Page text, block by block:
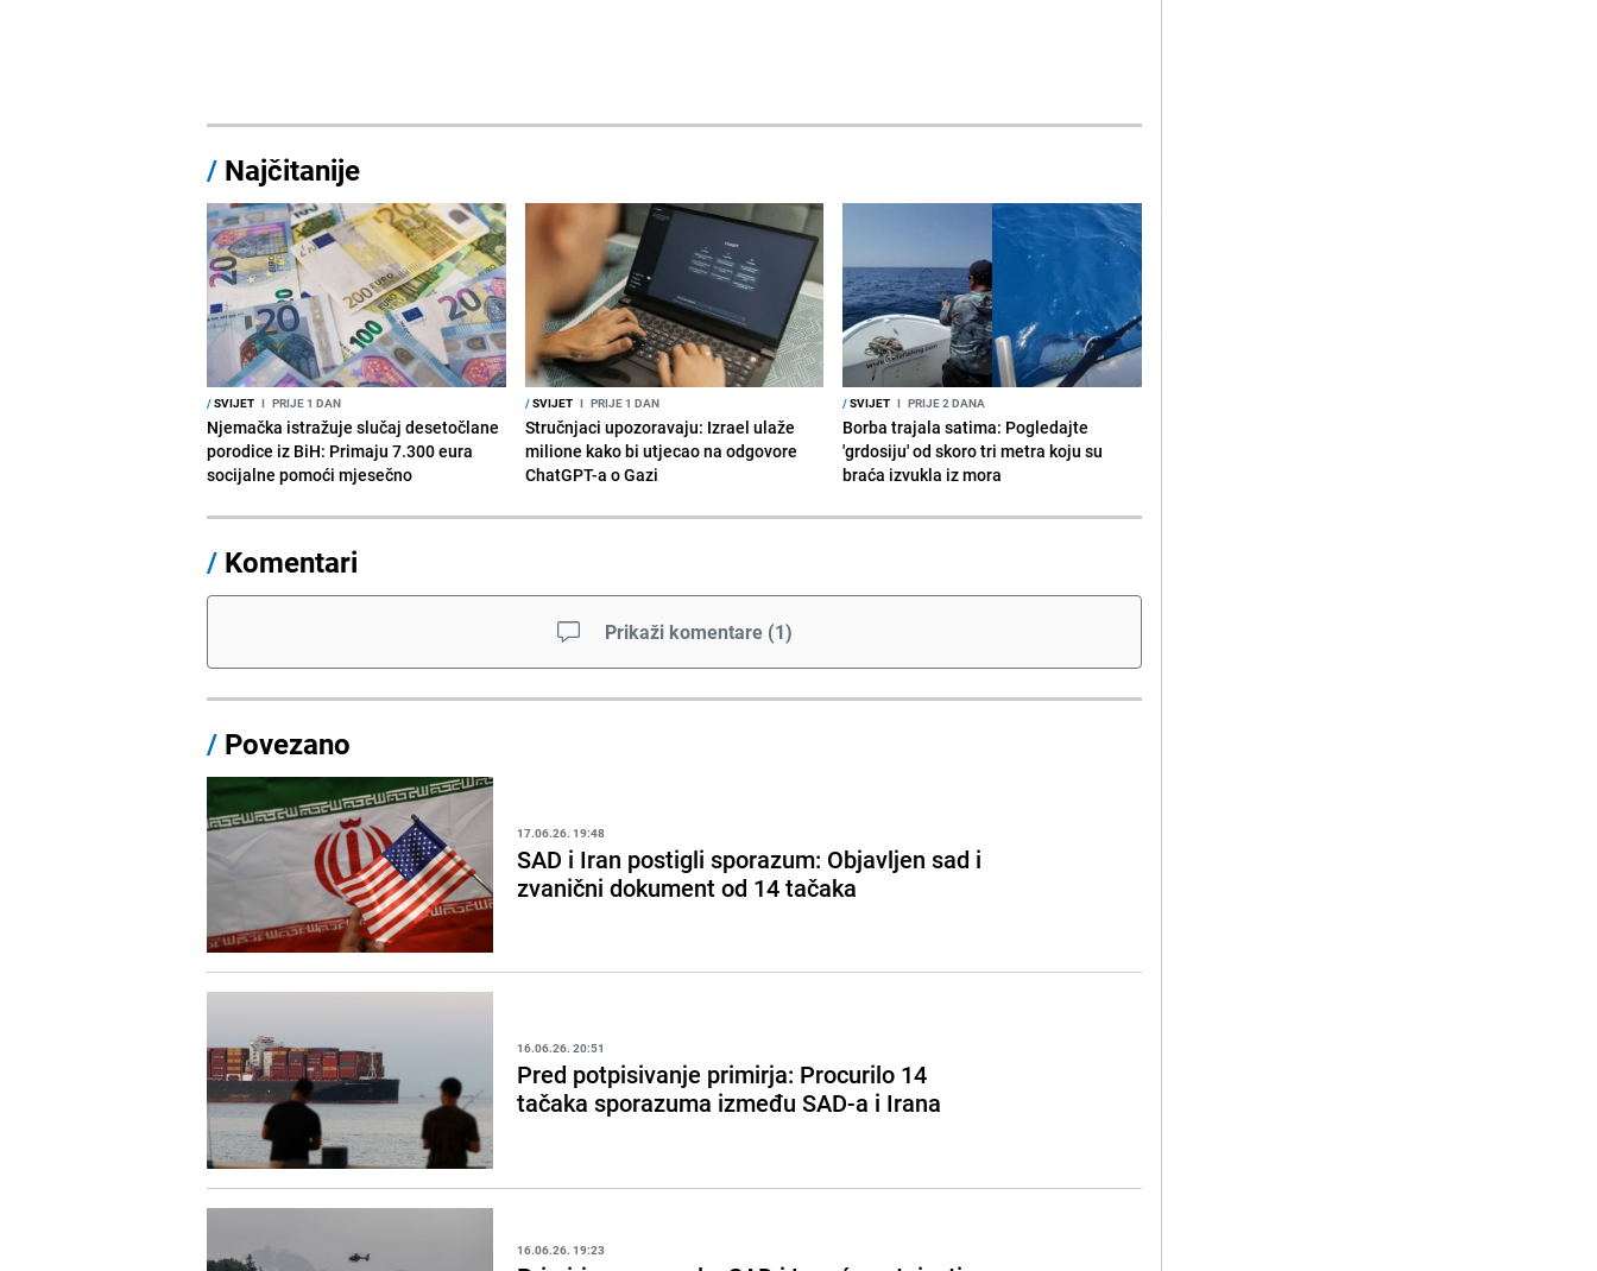
/ Najčitanije
/SVIJET I PRIJE 1 DAN
Njemačka istražuje slučaj desetočlane
porodice iz BiH: Primaju 7.300 eura
socijalne pomoći mjesečno
/SVIJET I PRIJE 1 DAN
Stručnjaci upozoravaju: Izrael ulaže
milione kako bi utjecao na odgovore
ChatGPT-a o Gazi
/SVIJET I PRIJE 2 DANA
Borba trajala satima: Pogledajte
'grdosiju' od skoro tri metra koju su
braća izvukla iz mora
/ Komentari
Prikaži komentare (1)
/ Povezano
17.06.26. 19:48
SAD i Iran postigli sporazum: Objavljen sad i
zvanični dokument od 14 tačaka
16.06.26. 20:51
Pred potpisivanje primirja: Procurilo 14
tačaka sporazuma između SAD-a i Irana
16.06.26. 19:23